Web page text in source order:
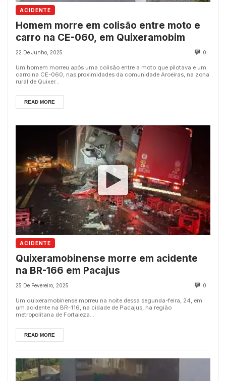
ACIDENTE
Homem morre em colisão entre moto e
carro na CE-060, em Quixeramobim
22 De Junho, 2025 0
Um homem morreu após uma colisão entre a moto que pilotava e um
carro na CE-060, nas proximidades da comunidade Aroeiras, na zona
rural de Quixer...
READ MORE
ACIDENTE
Quixeramobinense morre em acidente
na BR-166 em Pacajus
25 De Fevereiro, 2025 0
Um quixeramobinense morreu na noite dessa segunda-feira, 24, em
um acidente na BR-116, na cidade de Pacajus, na região
metropolitana de Fortaleza...
READ MORE